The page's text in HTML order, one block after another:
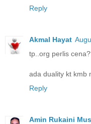
Reply
Akmal Hayat
tp..org perlis
ada duality kt kmb
Reply
Amin Rukaini